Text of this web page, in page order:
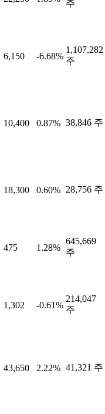
주
6,150 -6.68%
1,107,282
주
10,400 0.87% 38,846 주
18,300 0.60% 28,756 주
475 1.28%
645,669
주
1,302 -0.61%
214,047
주
43,650 2.22% 41,321 주